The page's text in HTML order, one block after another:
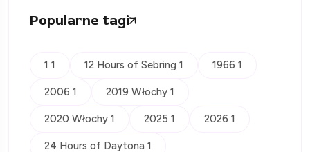
Popularne tagi
1 1 12 Hours of Sebring 1 1966 1
2006 1 2019 Włochy 1
2020 Włochy 1 2025 1 2026 1
24 Hours of Daytona 1